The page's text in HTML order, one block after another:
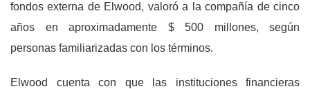
fondos externa de Elwood, valoró a la compañía de cinco
años en aproximadamente $ 500 millones, según
personas familiarizadas con los términos.
Elwood cuenta con que las instituciones financieras